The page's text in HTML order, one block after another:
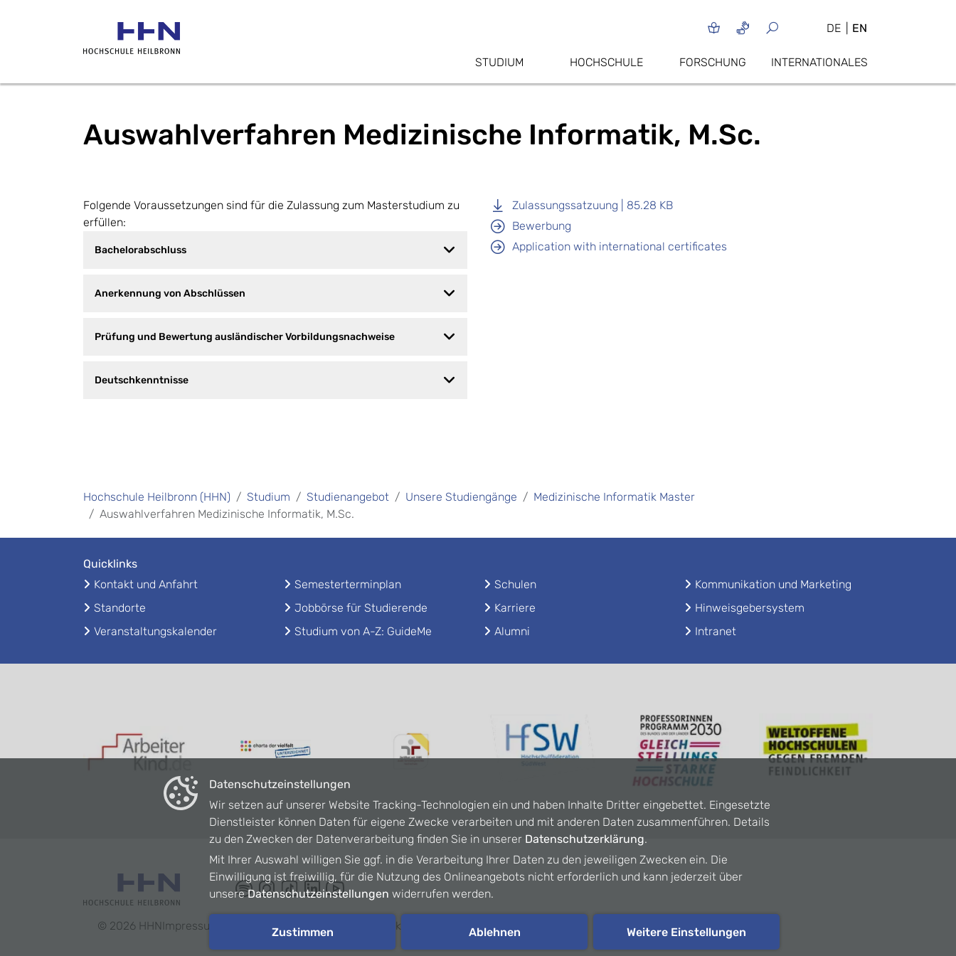
DE EN
STUDIUM HOCHSCHULE FORSCHUNG INTERNATIONALES
Auswahlverfahren Medizinische Informatik, M.Sc.
Folgende Voraussetzungen sind für die Zulassung zum Masterstudium zu
erfüllen:
Bachelorabschluss
Anerkennung von Abschlüssen
Prüfung und Bewertung ausländischer Vorbildungsnachweise
Deutschkenntnisse
Zulassungssatzuung | 85.28 KB
Bewerbung
Application with international certificates
Hochschule Heilbronn (HHN) Studium Studienangebot Unsere Studiengänge
Medizinische Informatik Master
Auswahlverfahren Medizinische Informatik, M.Sc.
Quicklinks
Kontakt und Anfahrt
Standorte
Veranstaltungskalender
Semesterterminplan
Jobbörse für Studierende
Studium von A-Z: GuideMe
Schulen
Karriere
Alumni
Kommunikation und Marketing
Hinweisgebersystem
Intranet
© 2026 HHN Impressum Datenschutz Barrierefreiheit Kontakt
Datenschutzeinstellungen
Wir setzen auf unserer Website Tracking-Technologien ein und haben Inhalte Dritter eingebettet. Eingesetzte
Dienstleister können Daten für eigene Zwecke verarbeiten und mit anderen Daten zusammenführen. Details
zu den Zwecken der Datenverarbeitung finden Sie in unserer Datenschutzerklärung.
Mit Ihrer Auswahl willigen Sie ggf. in die Verarbeitung Ihrer Daten zu den jeweiligen Zwecken ein. Die
Einwilligung ist freiwillig, für die Nutzung des Onlineangebots nicht erforderlich und kann jederzeit über
unsereDatenschutzeinstellungen widerrufen werden.
Zustimmen Ablehnen Weitere Einstellungen